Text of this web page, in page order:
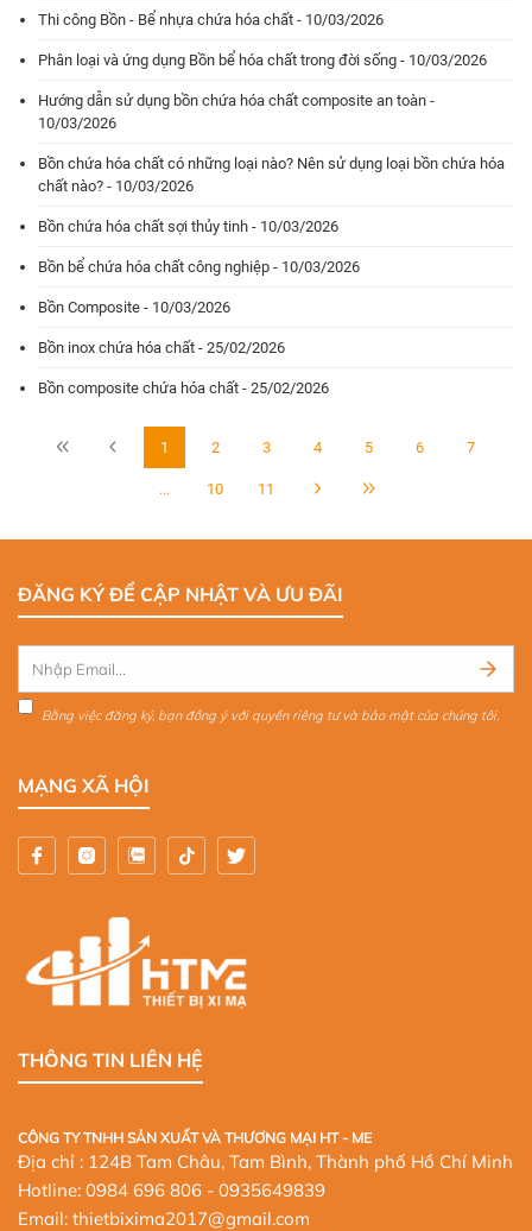
Thi công Bồn - Bể nhựa chứa hóa chất - 10/03/2026
Phân loại và ứng dụng Bồn bể hóa chất trong đời sống - 10/03/2026
Hướng dẫn sử dụng bồn chứa hóa chất composite an toàn -
10/03/2026
Bồn chứa hóa chất có những loại nào? Nên sử dụng loại bồn chứa hóa
chất nào? - 10/03/2026
Bồn chứa hóa chất sợi thủy tinh - 10/03/2026
Bồn bể chứa hóa chất công nghiệp - 10/03/2026
Bồn Composite - 10/03/2026
Bồn inox chứa hóa chất - 25/02/2026
Bồn composite chứa hóa chất - 25/02/2026
1 2 3 4 5 6 7
... 10 11
ĐĂNG KÝ ĐỂ CẬP NHẬT VÀ ƯU ĐÃI
Bằng việc đăng ký, bạn đồng ý với quyền riêng tư và bảo mật của chúng tôi.
MẠNG XÃ HỘI
THÔNG TIN LIÊN HỆ
CÔNG TY TNHH SẢN XUẤT VÀ THƯƠNG MẠI HT - ME
Địa chỉ : 124B Tam Châu, Tam Bình, Thành phố Hồ Chí Minh
Hotline: 0984 696 806 - 0935649839
Email: thietbixima2017@gmail.com